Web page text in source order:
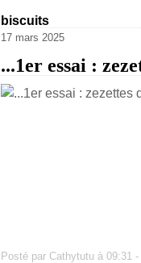
biscuits
17 mars 2025
...1er essai :
Posté par Cathytutu à 09:31 -